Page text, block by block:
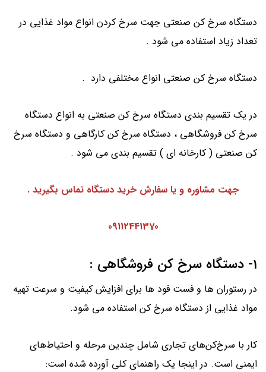
دستگاه سرخ کن صنعتی جهت سرخ کردن انواع مواد غذایی در
تعداد زیاد استفاده می شود .
دستگاه سرخ کن صنعتی انواع مختلفی دارد .
در یک تقسیم بندی دستگاه سرخ کن صنعتی به انواع دستگاه
سرخ کن فروشگاهی ، دستگاه سرخ کن کارگاهی و دستگاه سرخ
کن صنعتی ( کارخانه ای ) تقسیم بندی می شود .
جهت مشاوره و یا سفارش خرید دستگاه تماس بگیرید .
09112441370
1- دستگاه سرخ کن فروشگاهی :
در رستوران ها و فست فود ها برای افزایش کیفیت و سرعت تهیه
مواد غذایی از دستگاه سرخ کن استفاده می شود.
کار با سرخ‌کن‌های تجاری شامل چندین مرحله و احتیاط‌های
ایمنی است. در اینجا یک راهنمای کلی آورده شده است: